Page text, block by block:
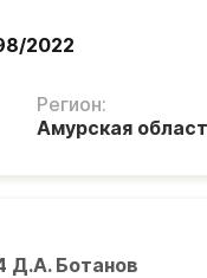
2022
Регион:
Амурская
Д.А. Ботанов